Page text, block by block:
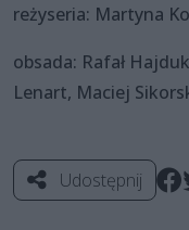
reżyseria: Martyna
obsada: Rafał
Lenart, Maciej
Udostępnij